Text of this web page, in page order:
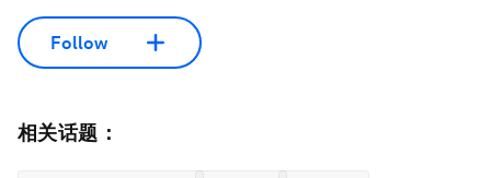
Follow
相关话题：